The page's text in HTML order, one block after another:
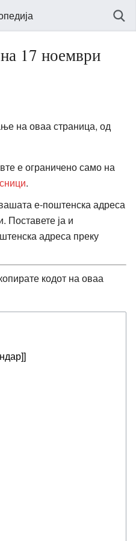
17 ноември
на оваа страница, од
е ограничено само на
.
е-поштенска адреса
Поставете ја и
адреса преку
кодот на оваа